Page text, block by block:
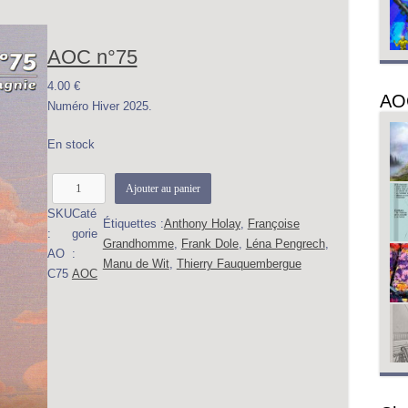
AOC n°75
4.00 €
Numéro Hiver 2025.
En stock
a
n
t
é
e
Ajouter au panier
SKU
:
AO
C75
Caté
gorie
:
AOC
Étiquettes :Anthony Holay, Françoise
Grandhomme, Frank Dole, Léna Pengrech
Manu de Wit, Thierry Fauquembergue